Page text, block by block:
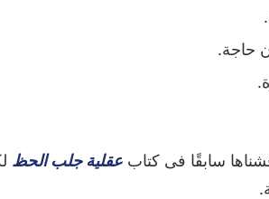
حاجة.
سابقًا فى كتاب عقلية جلب الحظ